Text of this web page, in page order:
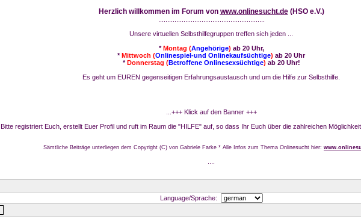
Herzlich willkommen im Forum von www.onlinesucht.de(HSO e.V.)
Unsere virtuellen Selbsthilfegruppen treffen sich jeden ...
*Montag (Angehörige) ab 20 Uhr,
*Mittwoch (Onlinespiel-und Onlinekaufsüchtige) ab 20 Uhr
*Donnerstag (Betroffene Onlinesexsüchtige) ab 20 Uhr!
Es geht um EUREN gegenseitigen Erfahrungsaustausch und um die Hilfe zur Selbsthilfe.
...+++ Klick auf den Banner +++
Bitte registriert Euch, erstellt Euer Profil und ruft im Raum die "HILFE" auf, so dass Ihr Euch über die zahlreichen
Sämtliche Beiträge unterliegen dem Copyright (C) von Gabriele Farke * Alle Infos zum Thema Onlinesucht hier:
Language/Sprache: